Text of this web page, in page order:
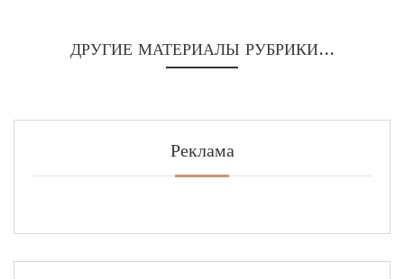
ДРУГИЕ МАТЕРИАЛЫ РУБРИКИ...
Реклама